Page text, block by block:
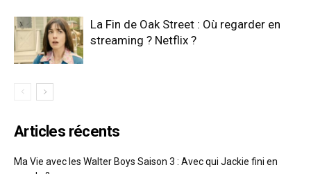
La Fin de Oak Street : Où regarder en
streaming ? Netflix ?
Articles récents
Ma Vie avec les Walter Boys Saison 3 : Avec qui Jackie fini en